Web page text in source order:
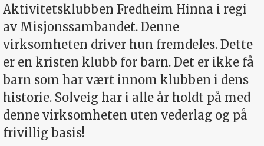
Aktivitetsklubben Fredheim Hinna i regi
av Misjonssambandet. Denne
virksomheten driver hun fremdeles. Dette
er en kristen klubb for barn. Det er ikke få
barn som har vært innom klubben i dens
historie. Solveig har i alle år holdt på med
denne virksomheten uten vederlag og på
frivillig basis!